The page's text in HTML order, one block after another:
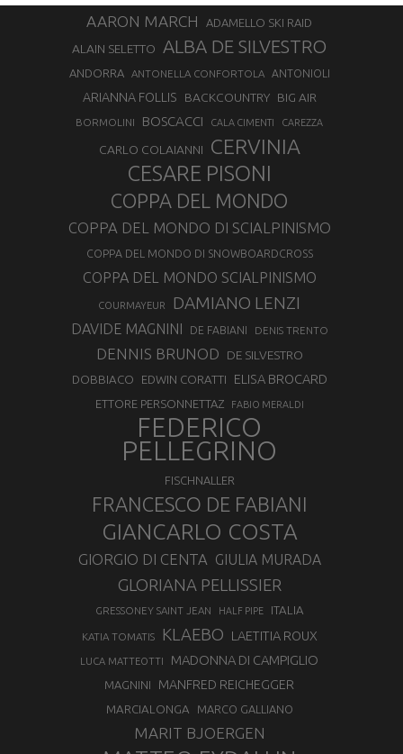
AARON MARCH ADAMELLO SKI RAID
ALAIN SELETTO ALBA DE SILVESTRO
ANDORRA ANTONELLA CONFORTOLA ANTONIOLI
ARIANNA FOLLIS BACKCOUNTRY BIG AIR
BORMOLINI BOSCACCI CALA CIMENTI CAREZZA
CARLO COLAIANNI CERVINIA
CESARE PISONI
COPPA DEL MONDO
COPPA DEL MONDO DI SCIALPINISMO
COPPA DEL MONDO DI SNOWBOARDCROSS
COPPA DEL MONDO SCIALPINISMO
COURMAYEUR DAMIANO LENZI
DAVIDE MAGNINI DE FABIANI DENIS TRENTO
DENNIS BRUNOD DE SILVESTRO
DOBBIACO EDWIN CORATTI ELISA BROCARD
ETTORE PERSONNETTAZ FABIO MERALDI
FEDERICO
PELLEGRINO
FISCHNALLER
FRANCESCO DE FABIANI
GIANCARLO COSTA
GIORGIO DI CENTA GIULIA MURADA
GLORIANA PELLISSIER
GRESSONEY SAINT JEAN HALF PIPE ITALIA
KATIA TOMATIS KLAEBO LAETITIA ROUX
LUCA MATTEOTTI MADONNA DI CAMPIGLIO
MAGNINI MANFRED REICHEGGER
MARCIALONGA MARCO GALLIANO
MARIT BJOERGEN